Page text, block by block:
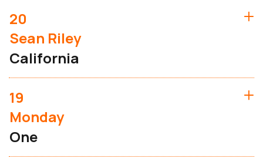
20
Sean Riley
California
19
Monday
One